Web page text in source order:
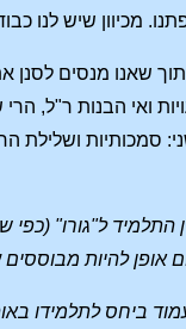
מכיוון שיש לנו
שאנו מנסים לסנן את
ואי הבנות ר"ל,
סמכותיות ושלילת
התלמיד ל"גורו"
אופן להיות
ביחס לתלמידו